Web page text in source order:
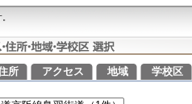
所 アクセス 地域 学校区